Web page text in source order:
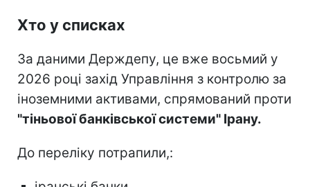
Хто у списках
За даними Держдепу, це вже восьмий у
2026 році захід Управління з контролю за
іноземними активами, спрямований проти
"тіньової банківської системи" Ірану.
До переліку потрапили,: